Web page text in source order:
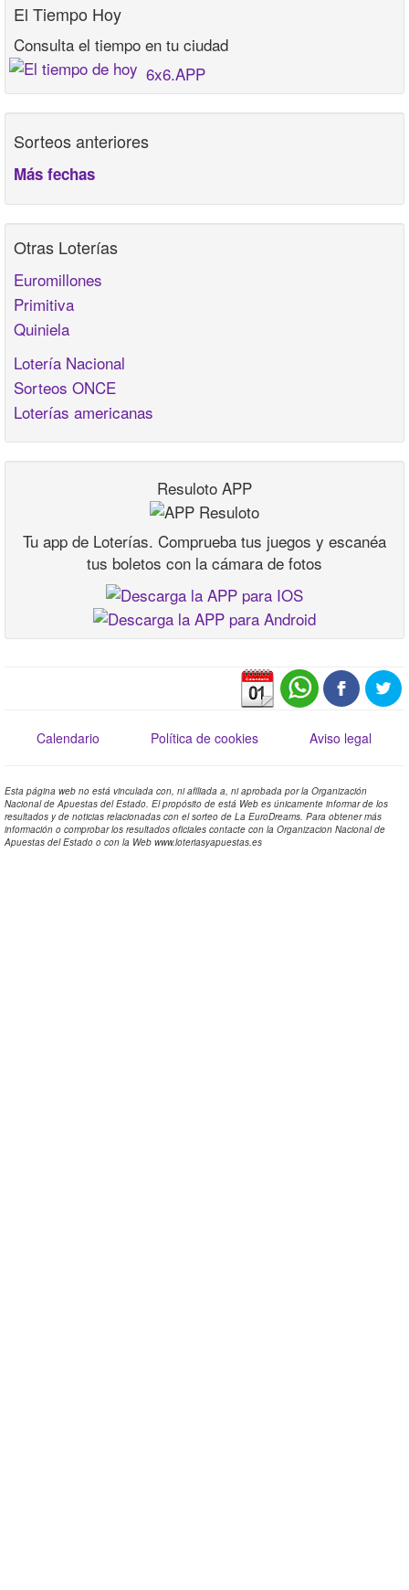
El Tiempo Hoy
Consulta el tiempo en tu ciudad
6x6.APP
Sorteos anteriores
Más fechas
Otras Loterías
Euromillones
Primitiva
Quiniela
Lotería Nacional
Sorteos ONCE
Loterías americanas
Resuloto APP
Tu app de Loterías. Comprueba tus juegos y escanéa
tus boletos con la cámara de fotos
Calendario Política de cookies Aviso legal
Esta página web no está vinculada con, ni afiliada a, ni aprobada por la Organización
Nacional de Apuestas del Estado. El propósito de está Web es únicamente informar de los
resultados y de noticias relacionadas con el sorteo de La EuroDreams. Para obtener más
información o comprobar los resultados oficiales contacte con la Organizacion Nacional de
Apuestas del Estado o con la Web www.loteriasyapuestas.es